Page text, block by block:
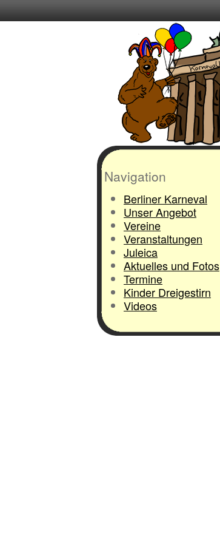
Navigation
Berliner Karneval
Unser Angebot
Vereine
Veranstaltungen
Juleica
Aktuelles und Fotos
Termine
Kinder Dreigestirn
Videos